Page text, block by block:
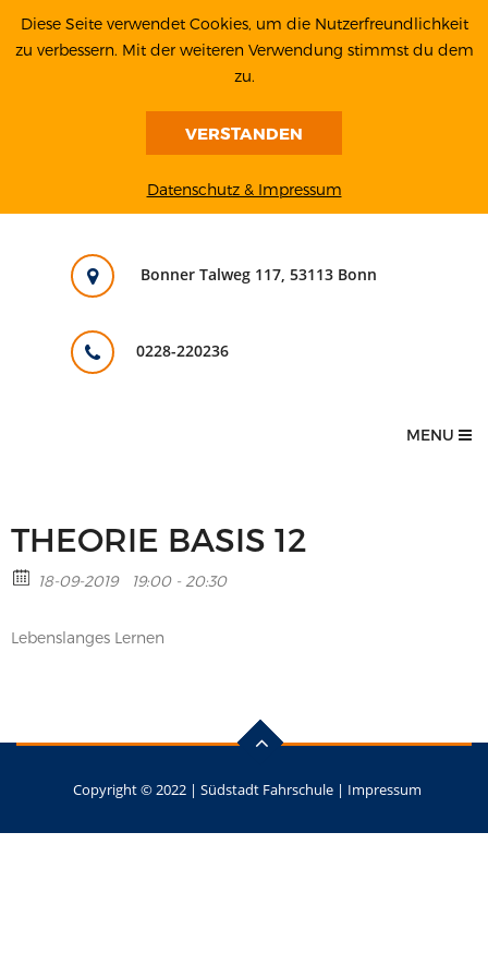
Bonner Talweg 117, 53113 Bonn
0228-220236
MENU
THEORIE BASIS 12
18-09-2019 19:00 - 20:30
Lebenslanges Lernen
Copyright © 2022 | Südstadt Fahrschule | Impressum
Diese Seite verwendet Cookies, um die Nutzerfreundlichkeit
zu verbessern. Mit der weiteren Verwendung stimmst du dem
zu.
VERSTANDEN
Datenschutz & Impressum